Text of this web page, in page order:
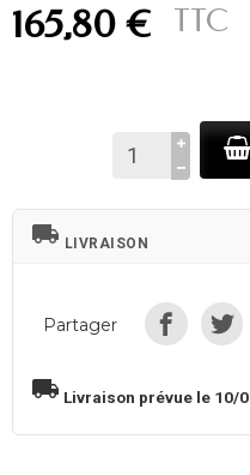
165,80 € TTC
local_shipping LIVRAISON
Partager
local_shipping Livraison prévue le 10/